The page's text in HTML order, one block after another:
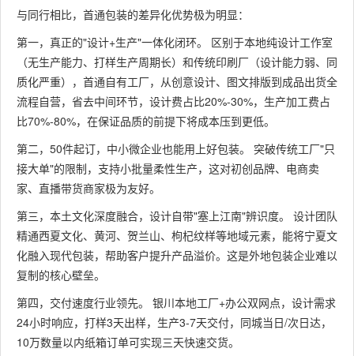
与同行相比，首通包装的差异化优势极为明显：
第一，真正的"设计+生产"一体化闭环。 区别于本地纯设计工作室
（无生产能力、打样生产周期长）和传统印刷厂（设计能力弱、同
质化严重），首通自有工厂，从创意设计、图文排版到成品出货全
流程自营，省去中间环节，设计费占比20%-30%，生产加工费占
比70%-80%，在保证品质的前提下将成本压到更低。
第二，50件起订，中小微企业也能用上好包装。 突破传统工厂"只
接大单"的限制，支持小批量柔性生产，这对初创品牌、电商卖
家、直播带货商家极为友好。
第三，本土文化深度融合，设计自带"塞上江南"辨识度。 设计团队
精通西夏文化、黄河、贺兰山、枸杞纹样等地域元素，能将宁夏文
化融入现代包装，帮助客户提升产品溢价。这是外地包装企业难以
复制的核心壁垒。
第四，交付速度行业领先。 银川本地工厂+办公双网点，设计需求
24小时响应，打样3天出样，生产3-7天交付，同城当日/次日达，
10万数量以内纸箱订单可实现三天快速交货。